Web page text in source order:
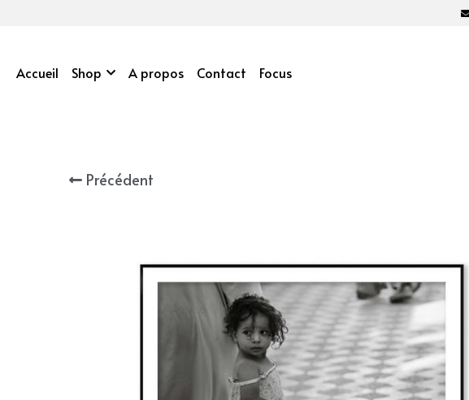
Accueil Shop A propos Contact Focus
Précédent